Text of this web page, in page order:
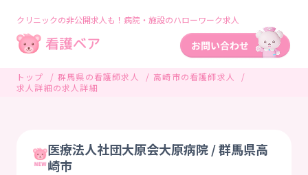
クリニックの非公開求人も！病院・施設のハローワーク求人
トップ 群馬県の看護師求人
高崎市の看護師求人
求人詳細の求人詳細
医療法人社団大原会大原病院 / 群馬県高
崎市